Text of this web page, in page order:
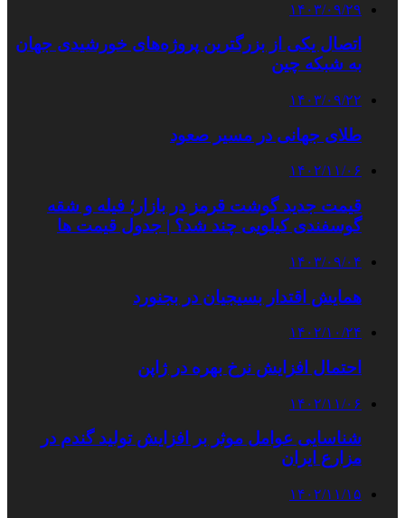
۱۴۰۳/۰۹/۲۹
اتصال یکی از بزرگترین پروژه‌های خورشیدی جهان
به شبکه چین
۱۴۰۳/۰۹/۲۲
طلای جهانی در مسیر صعود
۱۴۰۲/۱۱/۰۶
قیمت جدید گوشت قرمز در بازار؛ فیله و شقه
گوسفندی کیلویی چند شد؟ | جدول قیمت ها
۱۴۰۳/۰۹/۰۴
همایش اقتدار بسیجیان در بجنورد
۱۴۰۲/۱۰/۲۴
احتمال افزایش نرخ بهره در ژاپن
۱۴۰۲/۱۱/۰۶
شناسایی عوامل موثر بر افزایش تولید گندم در
مزارع ایران
۱۴۰۲/۱۱/۱۵